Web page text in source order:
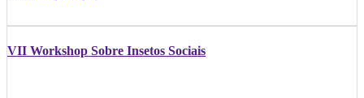
VII Workshop Sobre Insetos Sociais